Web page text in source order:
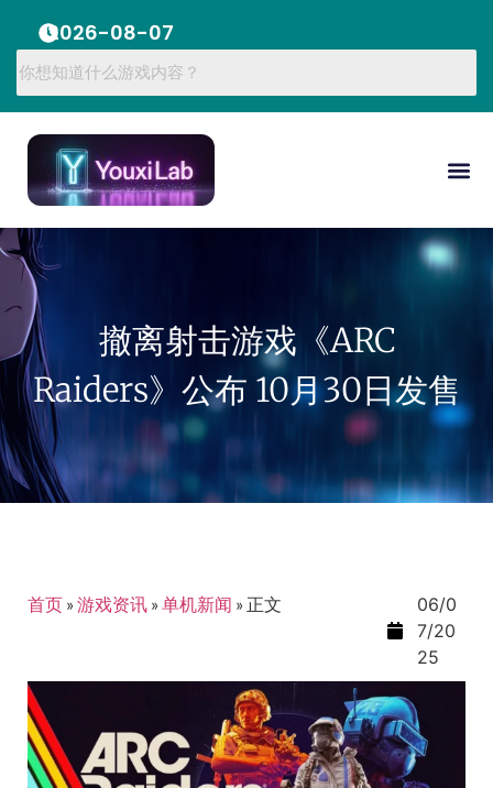
2026-08-07
撤离射击游戏《ARC
Raiders》公布 10月30日发售
首页 »游戏资讯 »单机新闻 » 正文
06/0
7/20
25